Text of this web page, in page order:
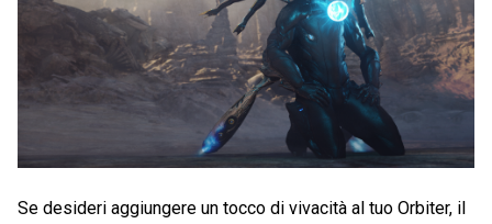
Se desideri aggiungere un tocco di vivacità al tuo Orbiter, il